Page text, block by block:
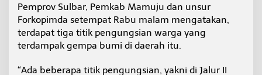
n
M
a
n
k
Pemprov Sulbar, Pemkab Mamuju dan unsur
Forkopimda setempat Rabu malam mengatakan,
terdapat tiga titik pengungsian warga yang
terdampak gempa bumi di daerah itu.
“Ada beberapa titik pengungsian, yakni di Jalur II